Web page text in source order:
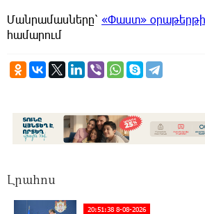
Մանրամասները՝ «Փաստ» օրաթերթի
համարում
Լրահոս
20:51:38 8-08-2026